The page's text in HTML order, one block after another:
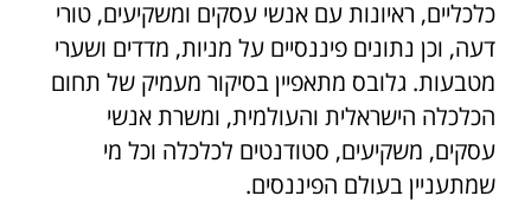
כלכליים, ראיונות עם אנשי עסקים ומשקיעים, טורי
דעה, וכן נתונים פיננסיים על מניות, מדדים ושערי
מטבעות. גלובס מתאפיין בסיקור מעמיק של תחום
הכלכלה הישראלית והעולמית, ומשרת אנשי
עסקים, משקיעים, סטודנטים לכלכלה וכל מי
שמתעניין בעולם הפיננסים.